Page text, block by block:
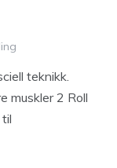
teknikk.
muskler 2 Roll